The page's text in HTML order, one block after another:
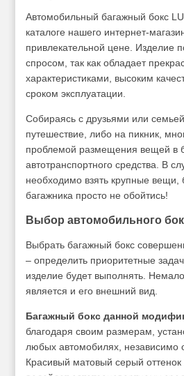
Автомобильный багажный бокс
каталоге нашего интернет-
привлекательной цене. Изделие
спросом, так как обладает
характеристиками, высоким
сроком эксплуатации.
Собираясь с друзьями или
путешествие, либо на пикник,
проблемой размещения вещей в
автотранспортного средства. В
необходимо взять крупные вещи,
багажника просто не обойтись!
Выбор автомобильного
Выбрать багажный бокс
– определить приоритетные
изделие будет выполнять.
является и его внешний вид.
Багажный бокс данной
благодаря своим размерам,
любых автомобилях, независимо
Красивый матовый серый оттенок